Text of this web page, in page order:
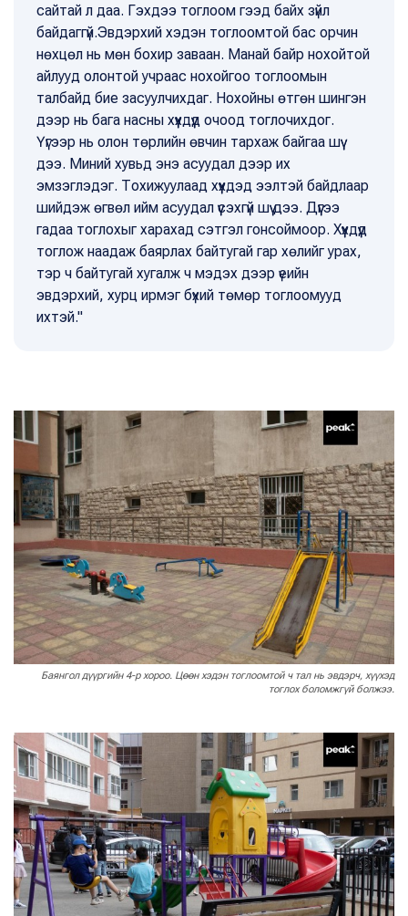
сайтай л даа. Гэхдээ тоглоом гээд байх зүйл
байдаггүй.Эвдэрхий хэдэн тоглоомтой бас орчин
нөхцөл нь мөн бохир заваан. Манай байр нохойтой
айлууд олонтой учраас нохойгоо тоглоомын
талбайд бие засуулчихдаг. Нохойны өтгөн шингэн
дээр нь бага насны хүүхдүүд очоод тоглочихдог.
Үүгээр нь олон төрлийн өвчин тархаж байгаа шүү
дээ. Миний хувьд энэ асуудал дээр их
эмзэглэдэг. Тохижуулаад хүүхдэд ээлтэй байдлаар
шийдэж өгвөл ийм асуудал үүсэхгүй шүү дээ. Дүүгээ
гадаа тоглохыг харахад сэтгэл гонсоймоор. Хүүхдүүд
тоглож наадаж баярлах байтугай гар хөлийг урах,
тэр ч байтугай хугалж ч мэдэх дээр үеийн
эвдэрхий, хурц ирмэг бүхий төмөр тоглоомууд
ихтэй."
Баянгол дүүргийн 4-р хороо. Цөөн хэдэн тоглоомтой ч тал нь эвдэрч, хүүхэд
тоглох боломжгүй болжээ.